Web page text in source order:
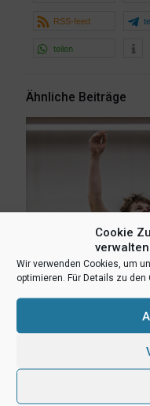
Cookie
verwalten
Wir verwenden Cookies, um
optimieren. Für Details zu
RSS-feed
teilen
Ähnliche Beiträge
3. August 2026
Erik Niggemann setzt